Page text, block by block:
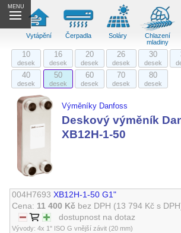
MENU
Vytápění Čerpadla Soláry
Chlazení
mladiny
10
desek
16
desek
20
desek
26
desek
30
desek
40
desek
50
desek
60
desek
70
desek
80
desek
Výměníky Danfoss
Deskový výměník
XB12H-1-50
004H7693 XB12H-1-50 G1"
Cena: 11 400 Kč bez DPH (13 794 Kč s
dostupnost na dotaz
Vývody: 4x 1" ISO G vnější závit (20 mm)